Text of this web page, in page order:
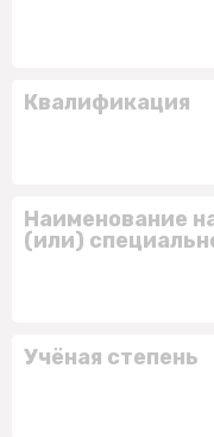
Квалификация
Наименование
(или)
Учёная степень